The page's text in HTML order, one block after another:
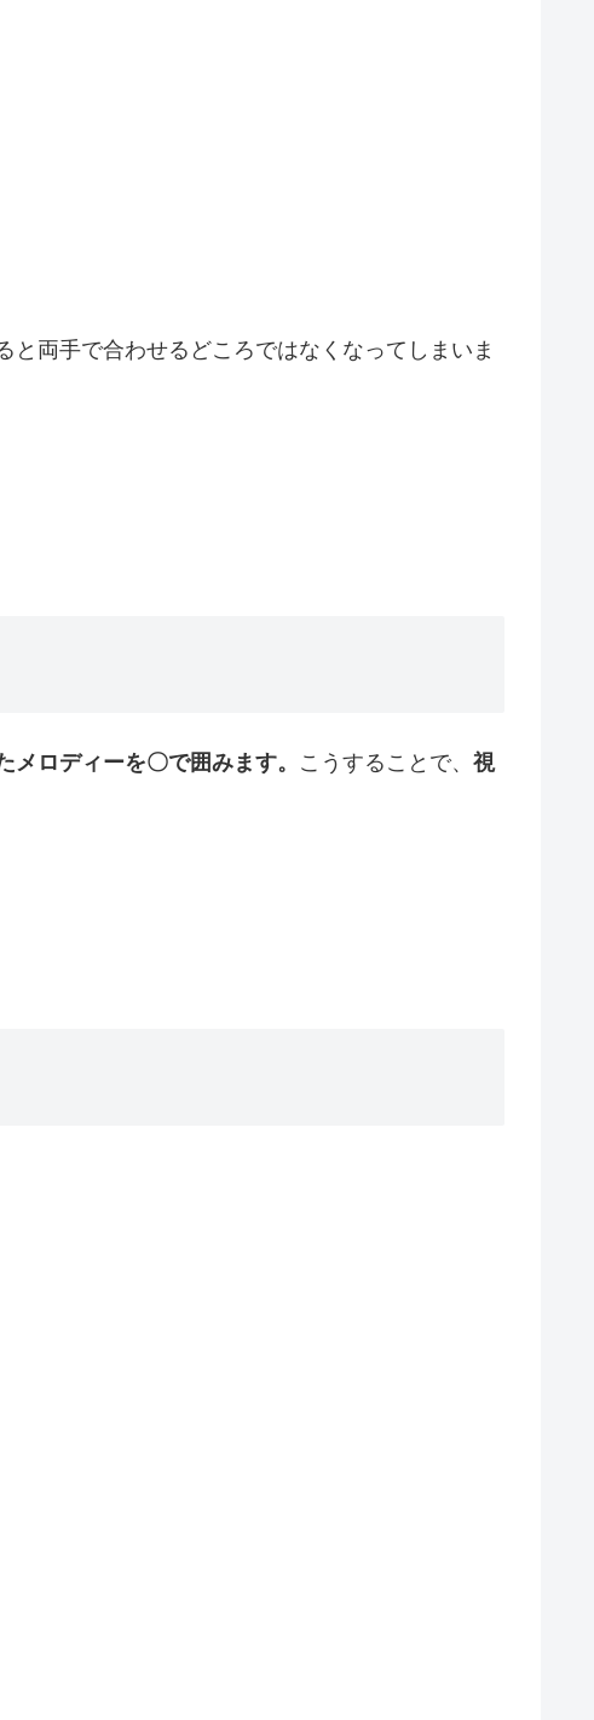
両手で合わせるどころではなくなってしまいま
ロディーを〇で囲みます。 こうすることで、 視